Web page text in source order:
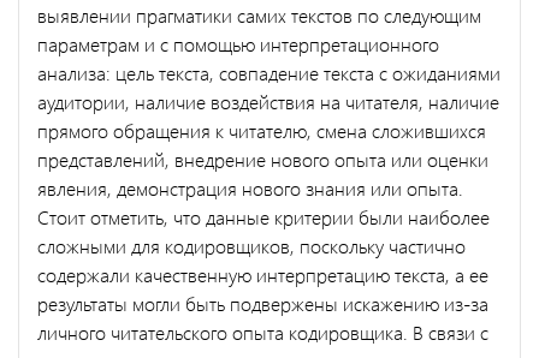
выявлении прагматики самих текстов по следующим
параметрам и с помощью интерпретационного
анализа: цель текста, совпадение текста с ожиданиями
аудитории, наличие воздействия на читателя, наличие
прямого обращения к читателю, смена сложившихся
представлений, внедрение нового опыта или оценки
явления, демонстрация нового знания или опыта.
Стоит отметить, что данные критерии были наиболее
сложными для кодировщиков, поскольку частично
содержали качественную интерпретацию текста, а ее
результаты могли быть подвержены искажению из-за
личного читательского опыта кодировщика. В связи с